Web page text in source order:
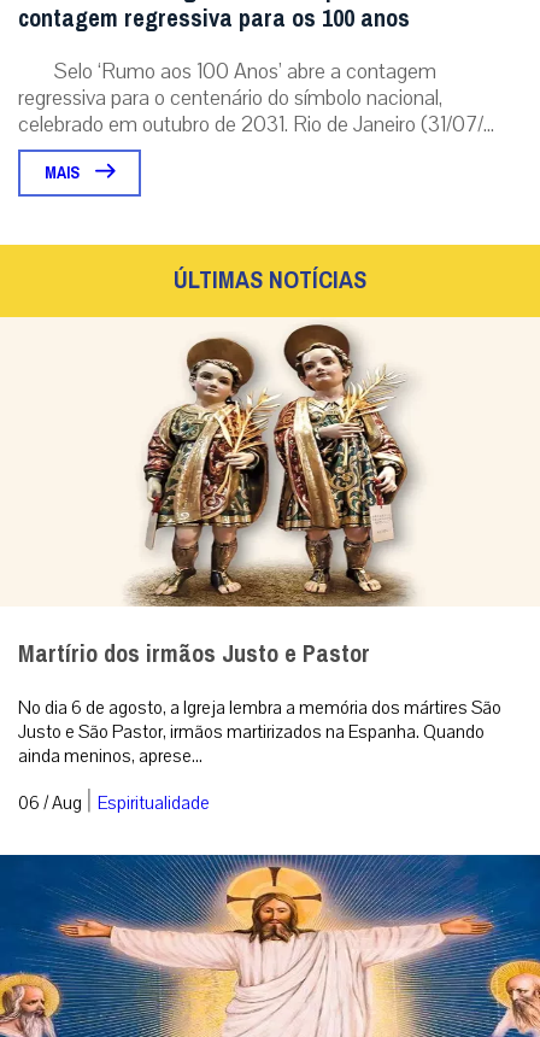
contagem regressiva para os 100 anos
Selo ‘Rumo aos 100 Anos’ abre a contagem
regressiva para o centenário do símbolo nacional,
celebrado em outubro de 2031. Rio de Janeiro (31/07/...
MAIS
ÚLTIMAS NOTÍCIAS
Martírio dos irmãos Justo e Pastor
No dia 6 de agosto, a Igreja lembra a memória dos mártires São
Justo e São Pastor, irmãos martirizados na Espanha. Quando
ainda meninos, aprese...
06 / Aug | Espiritualidade